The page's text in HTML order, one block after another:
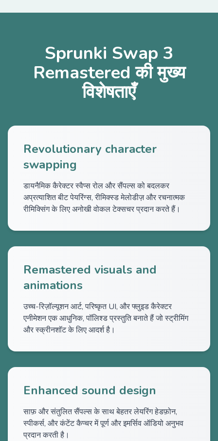
Sprunki Swap 3
Remastered की मुख्य
विशेषताएँ
Revolutionary character
swapping
डायनैमिक कैरेक्टर स्वैप्स रोल और सैंपल्स को बदलकर
अप्रत्याशित बीट पेयरिंग्स, रीमिक्स्ड मेलोडीज़ और रचनात्मक
रीमिक्सिंग के लिए अनोखी वोकल टेक्सचर प्रदान करते हैं।
Remastered visuals and
animations
उच्च-रिज़ॉल्यूशन आर्ट, परिष्कृत UI, और फ्लुइड कैरेक्टर
एनीमेशन एक आधुनिक, पॉलिश्ड प्रस्तुति बनाते हैं जो स्ट्रीमिंग
और स्क्रीनशॉट के लिए आदर्श है।
Enhanced sound design
साफ़ और संतुलित सैंपल्स के साथ बेहतर लेयरिंग हेडफ़ोन,
स्पीकर्स, और कंटेंट कैप्चर में पूर्ण और इमर्सिव ऑडियो अनुभव
प्रदान करती है।